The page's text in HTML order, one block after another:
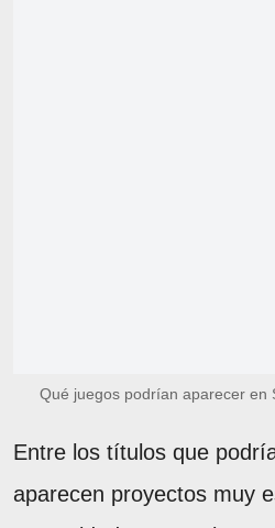
Qué juegos podrían aparecer en
Entre los títulos que
aparecen proyectos muy